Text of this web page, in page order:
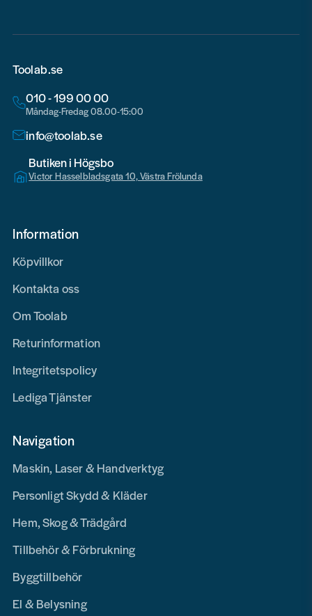
Toolab.se
010 - 199 00 00
Måndag-Fredag 08.00-15:00
info@toolab.se
Butiken i Högsbo
Victor Hasselbladsgata 10, Västra Frölunda
Information
Köpvillkor
Kontakta oss
Om Toolab
Returinformation
Integritetspolicy
Lediga Tjänster
Navigation
Maskin, Laser & Handverktyg
Personligt Skydd & Kläder
Hem, Skog & Trädgård
Tillbehör & Förbrukning
Byggtillbehör
El & Belysning